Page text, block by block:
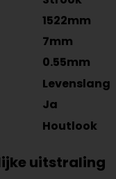
1522mm
7mm
0.55mm
Levenslang
Ja
Houtlook
uitstraling